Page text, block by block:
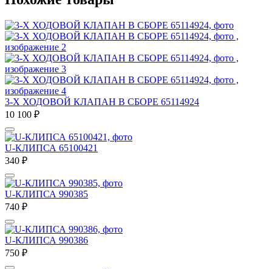
3-Х ХОДОВОЙ КЛАПАН В СБОРЕ 65114924
10 100 ₽
U-КЛИПСА 65100421
340 ₽
U-КЛИПСА 990385
740 ₽
U-КЛИПСА 990386
750 ₽